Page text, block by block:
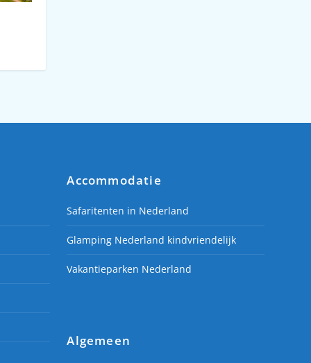
Accommodatie
Safaritenten in Nederland
Glamping Nederland kindvriendelijk
Vakantieparken Nederland
Algemeen